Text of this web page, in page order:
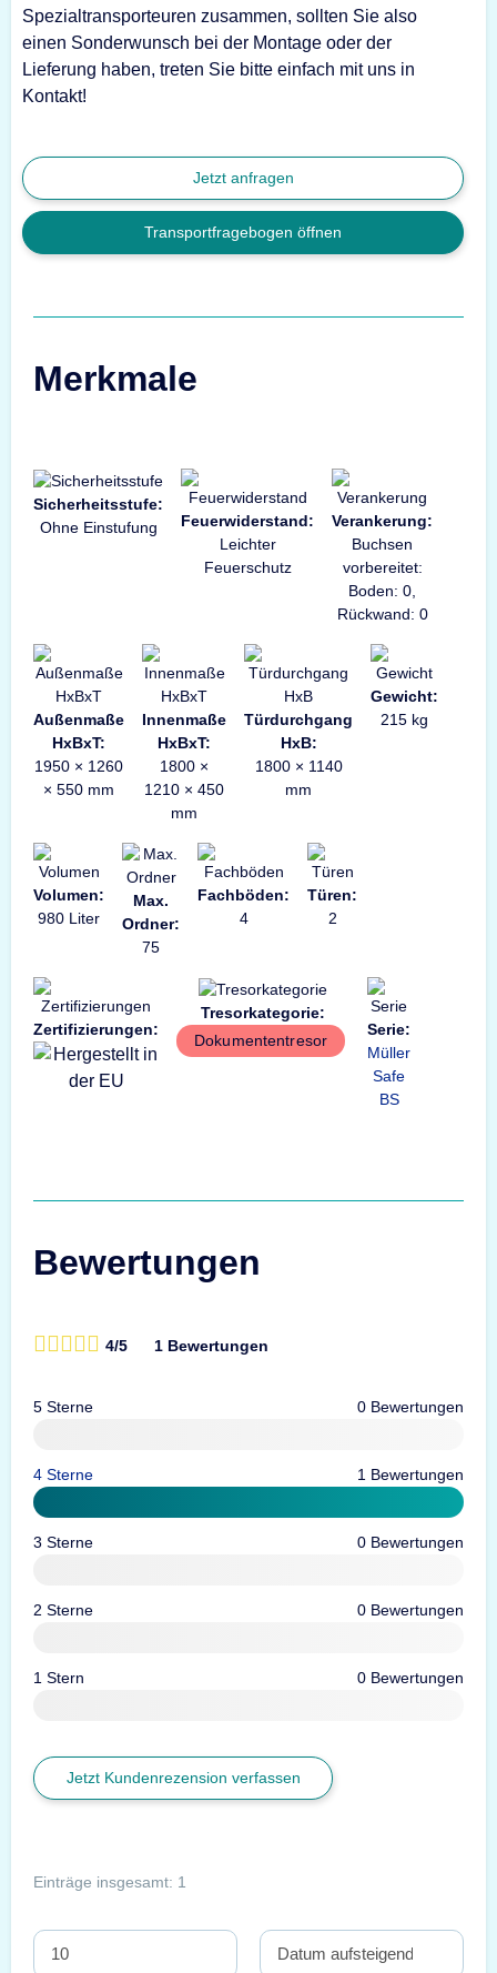
Spezialtransporteuren zusammen, sollten Sie also
einen Sonderwunsch bei der Montage oder der
Lieferung haben, treten Sie bitte einfach mit uns in
Kontakt!
Jetzt anfragen
Transportfragebogen öffnen
Merkmale
Sicherheitsstufe:
Ohne Einstufung
Feuerwiderstand:
Leichter
Feuerschutz
Verankerung:
Buchsen
vorbereitet:
Boden: 0,
Rückwand: 0
Außenmaße
HxBxT:
1950 × 1260
× 550 mm
Innenmaße
HxBxT:
1800 ×
1210 × 450
mm
Türdurchgang
HxB:
1800 × 1140
mm
Gewicht:
215 kg
Volumen:
980 Liter
Max.
Ordner:
75
Fachböden:
4
Türen:
2
Zertifizierungen:
Tresorkategorie:
Dokumententresor
Serie:
Müller
Safe
BS
Bewertungen
4/5 1 Bewertungen
5 Sterne 0 Bewertungen
4 Sterne 1 Bewertungen
3 Sterne 0 Bewertungen
2 Sterne 0 Bewertungen
1 Stern 0 Bewertungen
Jetzt Kundenrezension verfassen
Einträge insgesamt: 1